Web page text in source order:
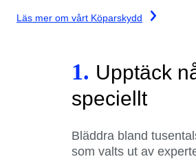
Läs mer om vårt Köparskydd
1. Upptäck
speciellt
Bläddra bland
som valts ut av